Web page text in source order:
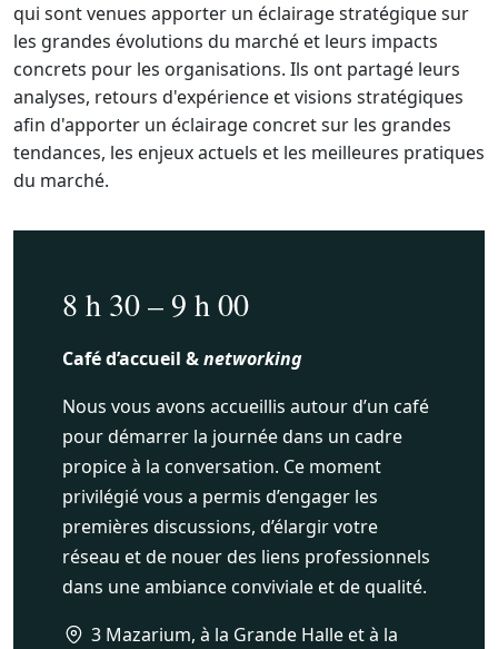
qui sont venues apporter un éclairage stratégique sur
les grandes évolutions du marché et leurs impacts
concrets pour les organisations. Ils ont partagé leurs
analyses, retours d'expérience et visions stratégiques
afin d'apporter un éclairage concret sur les grandes
tendances, les enjeux actuels et les meilleures pratiques
du marché.
8 h 30 – 9 h 00
Café d’accueil &networking
Nous vous avons accueillis autour d’un café
pour démarrer la journée dans un cadre
propice à la conversation. Ce moment
privilégié vous a permis d’engager les
premières discussions, d’élargir votre
réseau et de nouer des liens professionnels
dans une ambiance conviviale et de qualité.
3 Mazarium, à la Grande Halle et à la